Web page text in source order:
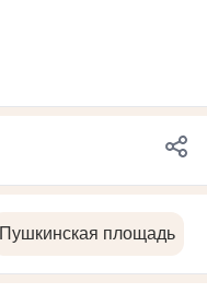
Пушкинская площадь